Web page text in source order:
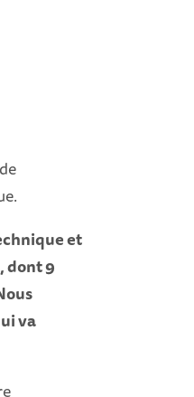
et
dont 9
va